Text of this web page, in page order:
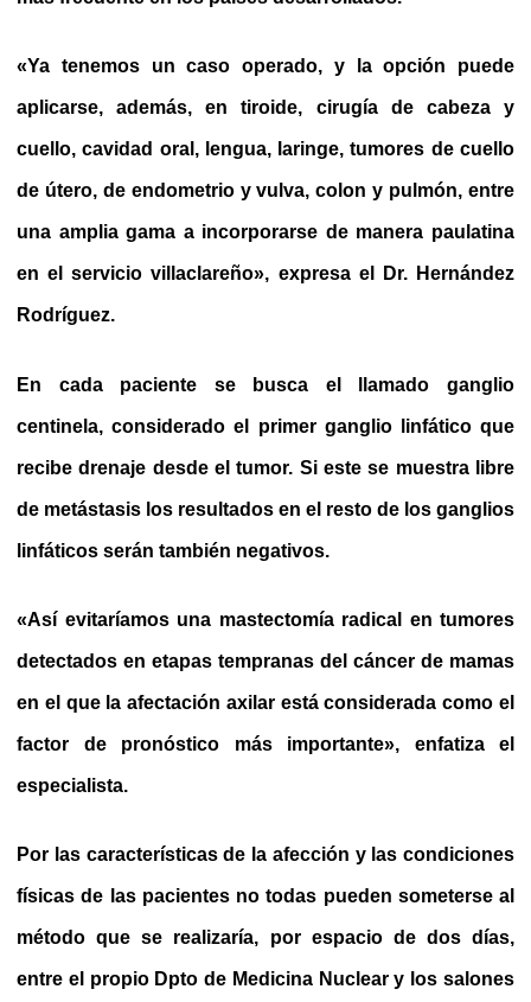
«Ya tenemos un caso operado, y la opción puede
aplicarse, además, en tiroide, cirugía de cabeza y
cuello, cavidad oral, lengua, laringe, tumores de cuello
de útero, de endometrio y vulva, colon y pulmón, entre
una amplia gama a incorporarse de manera paulatina
en el servicio villaclareño», expresa el Dr. Hernández
Rodríguez.
En cada paciente se busca el llamado ganglio
centinela, considerado el primer ganglio linfático que
recibe drenaje desde el tumor. Si este se muestra libre
de metástasis los resultados en el resto de los ganglios
linfáticos serán también negativos.
«Así evitaríamos una mastectomía radical en tumores
detectados en etapas tempranas del cáncer de mamas
en el que la afectación axilar está considerada como el
factor de pronóstico más importante», enfatiza el
especialista.
Por las características de la afección y las condiciones
físicas de las pacientes no todas pueden someterse al
método que se realizaría, por espacio de dos días,
entre el propio Dpto de Medicina Nuclear y los salones